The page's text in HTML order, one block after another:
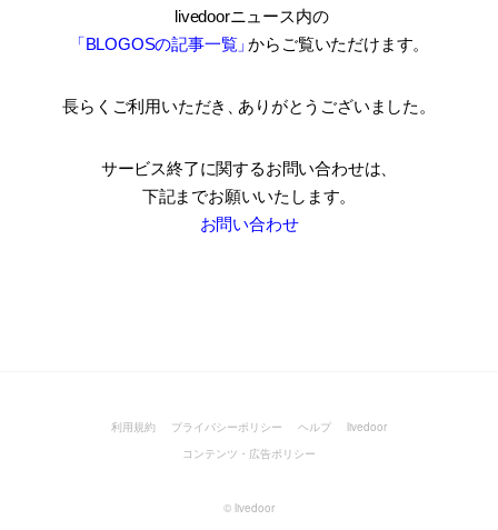
livedoorニュース内の
「BLOGOSの記事一覧」からご覧いただけます。
長らくご利用いただき ありがとうございました。
サービス終了に関するお問い合わせは、
下記までお願いいたします。
お問い合わせ
利用規約 プライバシーポリシー ヘルプ
livedoor
コンテンツ・広告ポリシー
© livedoor